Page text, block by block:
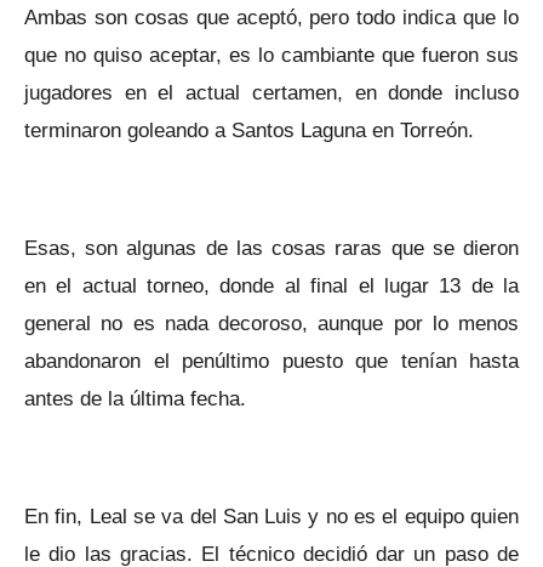
Ambas son cosas que aceptó, pero todo indica que lo
que no quiso aceptar, es lo cambiante que fueron sus
jugadores en el actual certamen, en donde incluso
terminaron goleando a Santos Laguna en Torreón.
Esas, son algunas de las cosas raras que se dieron
en el actual torneo, donde al final el lugar 13 de la
general no es nada decoroso, aunque por lo menos
abandonaron el penúltimo puesto que tenían hasta
antes de la última fecha.
En fin, Leal se va del San Luis y no es el equipo quien
le dio las gracias. El técnico decidió dar un paso de